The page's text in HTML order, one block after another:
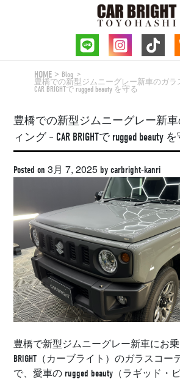
HOME
Blog
豊橋での新型ジムニーグレー新車のガラ
CAR BRIGHTで rugged beauty を守る
豊橋での新型ジムニーグレー新
ィング – CAR BRIGHTで rugged beauty
Posted on3月 7, 2025 bycarbright-kanri
豊橋で新型ジムニーグレー新車にお乗
BRIGHT（カーブライト）のガラスコ
で、愛車の rugged beauty（ラギッド